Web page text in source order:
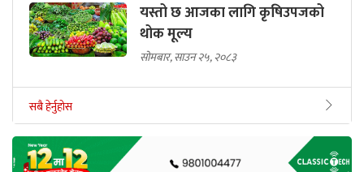
यस्तो छ आजका लागि कृषिउपजको
थोक मूल्य
सोमबार, साउन २५, २०८३
सबै हेर्नुहोस